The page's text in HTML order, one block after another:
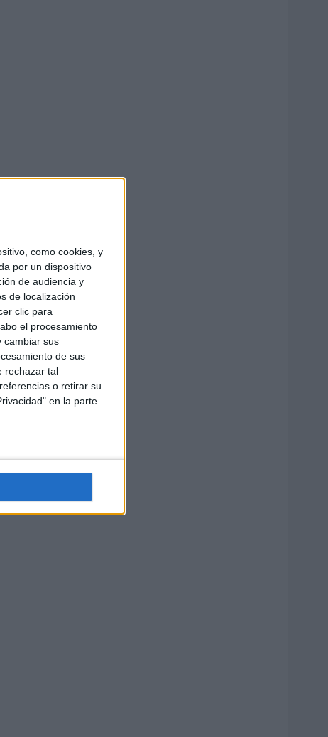
como cookies, y
por un dispositivo
de audiencia y
de localización
clic para
el procesamiento
cambiar sus
de sus
rechazar tal
o retirar su
en la parte